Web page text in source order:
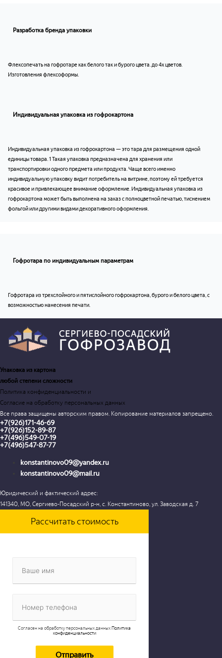
Разработка бренда упаковки
Флексопечать на гофротаре как белого так и бурого цвета. до 4х цветов.
Изготовления флексоформы.
Индивидуальная упаковка из гофрокартона
Индивидуальная упаковка из гофрокартона — это тара для размещения одной
единицы товара. 1 Такая упаковка предназначена для хранения или
транспортировки одного предмета или продукта. Чаще всего именно
индивидуальную упаковку видит потребитель на витрине, поэтому ей требуется
красивое и привлекающее внимание оформление. Индивидуальная упаковка из
гофрокартона может быть выполнена на заказ с полноцветной печатью, тиснением
фольгой или другими видами декоративного оформления.
Гофротара по индивидуальным параметрам
Гофротара из трехслойного и пятислойного гофрокартона, бурого и белого цвета, с
возможностью нанесения печати.
Упаковка из картона
любой степени сложности
Политика конфиденциальности и
Согласие на обработку персональных данных
Все права защищены авторским правом. Копирование материалов запрещено.
+7(926)171-46-69
+7(926)152-89-87
+7(496)549-07-19
+7(496)547-87-77
konstantinovo09@yandex.ru
konstantinovo09@mail.ru
Юридический и фактический адрес:
141340, МО, Сергиево-Посадский р-н, с. Константиново, ул. Заводская д. 7
Рассчитать стоимость
Согласен на обработку персональных данныхПолитика
конфиденциальности